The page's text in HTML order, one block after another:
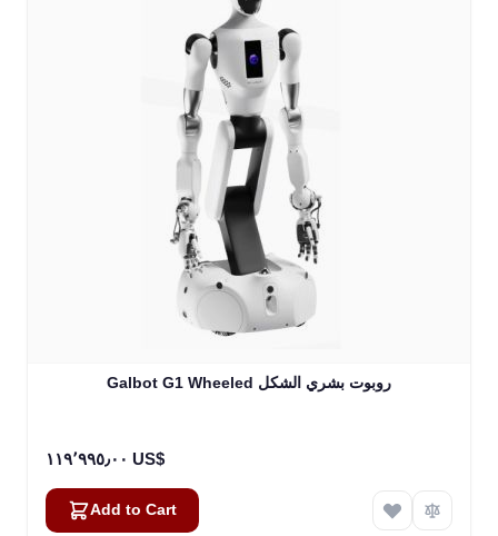
Galbot G1 Wheeled روبوت بشري الشكل
١١٩٬٩٩٥٫٠٠ US$
Add to Cart